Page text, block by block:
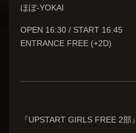
ほぼ-YOKAI
OPEN 16:30 / START 16:45
ENTRANCE FREE (+2D)
『UPSTART GIRLS FREE 2部』